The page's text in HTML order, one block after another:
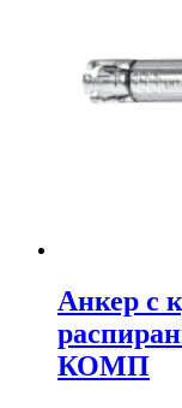
Анкер с
КОМП